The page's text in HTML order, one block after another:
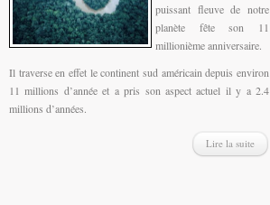
puissant fleuve de notre
planète fête son 11
millionième anniversaire.
Il traverse en effet le continent sud américain depuis environ
11 millions d’année et a pris son aspect actuel il y a 2.4
millions d’années.
Lire la suite